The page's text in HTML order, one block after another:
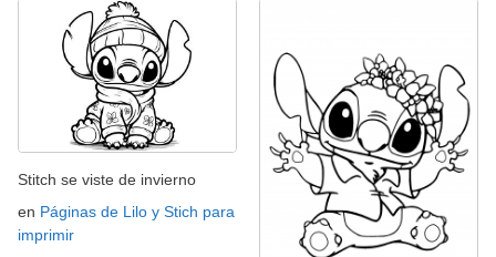
Stitch se viste de invierno
en Páginas de Lilo y Stich para
imprimir